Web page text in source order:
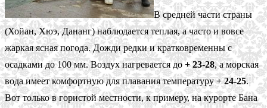
В средней части страны
(Хойан, Хюэ, Дананг) наблюдается теплая, а часто и вовсе
жаркая ясная погода. Дожди редки и кратковременны с
осадками до 100 мм. Воздух нагревается до + 23-28, а морская
вода имеет комфортную для плавания температуру+ 24-25.
Вот только в гористой местности, к примеру, на курорте Бана